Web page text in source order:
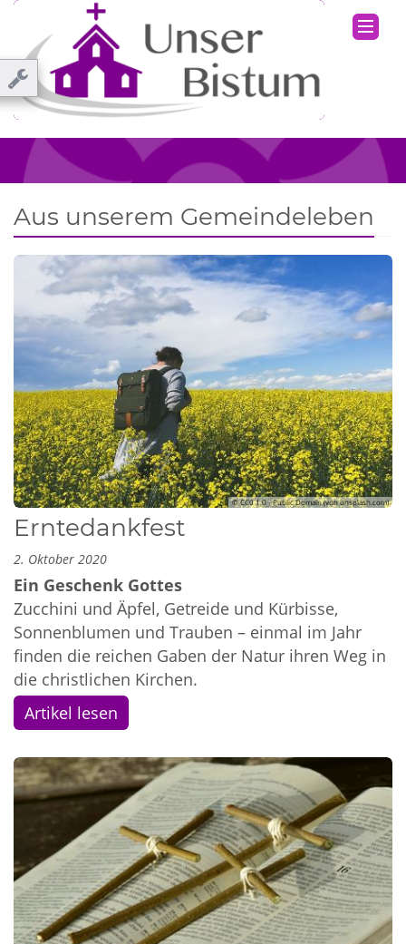
Aus unserem Gemeindeleben
© CC0 1.0 - Public Domain (von unsplash.com)
Erntedankfest
2. Oktober 2020
Ein Geschenk Gottes
Zucchini und Äpfel, Getreide und Kürbisse,
Sonnenblumen und Trauben – einmal im Jahr
finden die reichen Gaben der Natur ihren Weg in
die christlichen Kirchen.
Artikel lesen